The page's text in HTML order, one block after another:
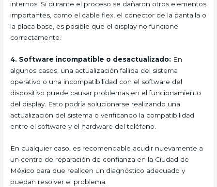
internos. Si durante el proceso se dañaron otros elementos
importantes, como el cable flex, el conector de la pantalla o
la placa base, es posible que el display no funcione
correctamente.
4. Software incompatible o desactualizado: En
algunos casos, una actualización fallida del sistema
operativo o una incompatibilidad con el software del
dispositivo puede causar problemas en el funcionamiento
del display. Esto podría solucionarse realizando una
actualización del sistema o verificando la compatibilidad
entre el software y el hardware del teléfono.
En cualquier caso, es recomendable acudir nuevamente a
un centro de reparación de confianza en la Ciudad de
México para que realicen un diagnóstico adecuado y
puedan resolver el problema.